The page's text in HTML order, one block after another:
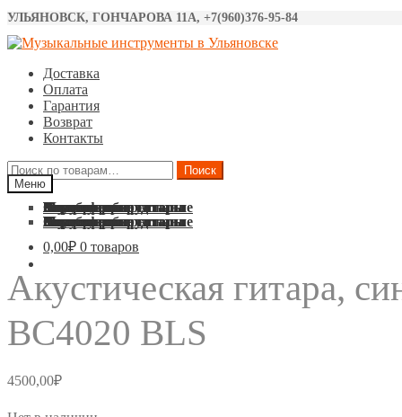
УЛЬЯНОВСК, ГОНЧАРОВА 11А, +7(960)376-95-84
Перейти
навигации
Перейти
содержимому
Доставка
Оплата
Гарантия
Возврат
Контакты
Искать:
Поиск
Меню
Акустические гитары
Классические гитары
Электро гитары
Бас гитары
Укулеле
Синтезаторы
Барабаны
Микрофоны
Звуковое оборудование
Струны
Аксессуары
Акустические гитары
Классические гитары
Электро гитары
Бас гитары
Укулеле
Синтезаторы
Барабаны
Микрофоны
Звуковое оборудование
Струны
Аксессуары
0,00₽ 0 товаров
Акустическая гитара,
BC4020 BLS
4500,00₽